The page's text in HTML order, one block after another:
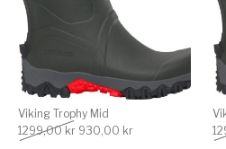
Viking Trophy Mid
1299,00kr Det ursprungliga priset var:
930,00 krDet nuvarande